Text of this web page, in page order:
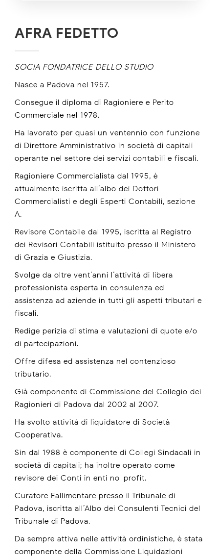
AFRA FEDETTO
SOCIA FONDATRICE DELLO STUDIO
Nasce a Padova nel 1957.
Consegue il diploma di Ragioniere e Perito
Commerciale nel 1978.
Ha lavorato per quasi un ventennio con funzione
di Direttore Amministrativo in società di capitali
operante nel settore dei servizi contabili e fiscali.
Ragioniere Commercialista dal 1995, è
attualmente iscritta all’albo dei Dottori
Commercialisti e degli Esperti Contabili, sezione
A.
Revisore Contabile dal 1995, iscritta al Registro
dei Revisori Contabili istituito presso il Ministero
di Grazia e Giustizia.
Svolge da oltre vent’anni l’attività di libera
professionista esperta in consulenza ed
assistenza ad aziende in tutti gli aspetti tributari e
fiscali.
Redige perizia di stima e valutazioni di quote e/o
di partecipazioni.
Offre difesa ed assistenza nel contenzioso
tributario.
Già componente di Commissione del Collegio dei
Ragionieri di Padova dal 2002 al 2007.
Ha svolto attività di liquidatore di Società
Cooperativa.
Sin dal 1988 è componente di Collegi Sindacali in
società di capitali; ha inoltre operato come
revisore dei Conti in enti no-profit.
Curatore Fallimentare presso il Tribunale di
Padova, iscritta all’Albo dei Consulenti Tecnici del
Tribunale di Padova.
Da sempre attiva nelle attività ordinistiche, è stata
componente della Commissione Liquidazioni